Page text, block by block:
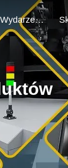
Wydarzenia